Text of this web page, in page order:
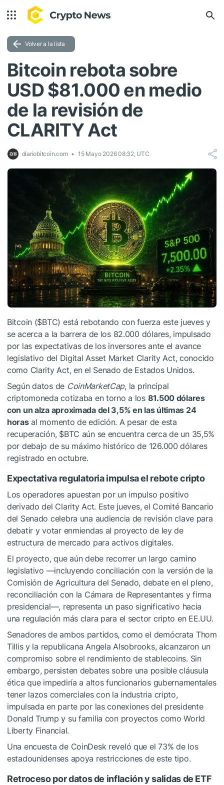
Volver a la lista
Bitcoin rebota sobre
USD $81.000 en medio
de la revisión de
CLARITY Act
diariobitcoin.com 15 Mayo 2026 08:32, UTC
Bitcoin ($BTC) está rebotando con fuerza este jueves y
se acerca a la barrera de los 82.000 dólares, impulsado
por las expectativas de los inversores ante el avance
legislativo del Digital Asset Market Clarity Act, conocido
como Clarity Act, en el Senado de Estados Unidos.
Según datos de CoinMarketCap, la principal
criptomoneda cotizaba en torno a los 81.500 dólares
con un alza aproximada del 3,5% en las últimas 24
horasal momento de edición. A pesar de esta
recuperación, $BTC aún se encuentra cerca de un 35,5%
por debajo de su máximo histórico de 126.000 dólares
registrado en octubre.
Expectativa regulatoria impulsa el rebote cripto
Los operadores apuestan por un impulso positivo
derivado del Clarity Act. Este jueves, el Comité Bancario
del Senado celebra una audiencia de revisión clave para
debatir y votar enmiendas al proyecto de ley de
estructura de mercado para activos digitales.
El proyecto, que aún debe recorrer un largo camino
legislativo —incluyendo conciliación con la versión de la
Comisión de Agricultura del Senado, debate en el pleno,
reconciliación con la Cámara de Representantes y firma
presidencial—, representa un paso significativo hacia
una regulación más clara para el sector cripto en EE.UU.
Senadores de ambos partidos, como el demócrata Thom
Tillis y la republicana Angela Alsobrooks, alcanzaron un
compromiso sobre el rendimiento de stablecoins. Sin
embargo, persisten debates sobre una posible cláusula
ética que impediría a altos funcionarios gubernamentales
tener lazos comerciales con la industria cripto,
impulsada en parte por las conexiones del presidente
Donald Trump y su familia con proyectos como World
Liberty Financial.
Una encuesta de CoinDesk reveló que el 73% de los
estadounidenses apoya restricciones de este tipo.
Retroceso por datos de inflación y salidas de ETF